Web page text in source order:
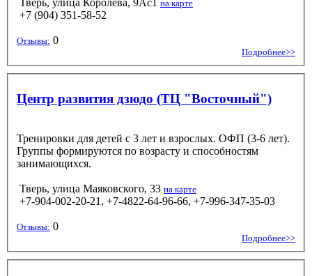
на карте
+7 (904) 351-58-52
Отзывы: 0
Подробнее>>
Центр развития дзюдо (ТЦ "Восточный")
Тренировки для детей с 3 лет и взрослых. ОФП (3-6 лет).
Группы формируются по возрасту и способностям
занимающихся.
Тверь, улица Маяковского, 33 на карте
+7-904-002-20-21, +7-4822-64-96-66, +7-996-347-35-03
Отзывы: 0
Подробнее>>